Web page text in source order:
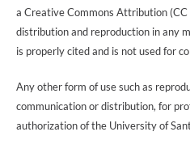
a Creative Commons Attribution (CC
distribution and reproduction in any
is properly cited and is not used for
Any other form of use such as
communication or distribution, for
authorization of the University of